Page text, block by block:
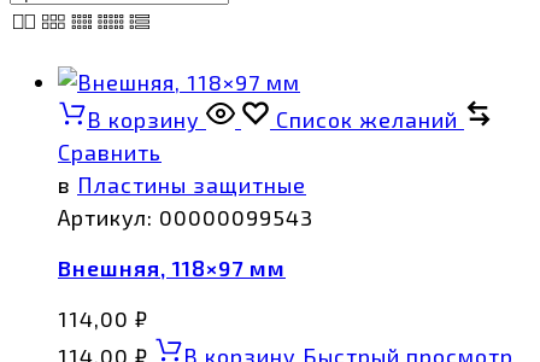
В корзину
Список желаний
Сравнить
в Пластины защитные
Артикул: 00000099543
Внешняя, 118×97 мм
114,00 ₽
114,00 ₽ В корзину Быстрый просмотр